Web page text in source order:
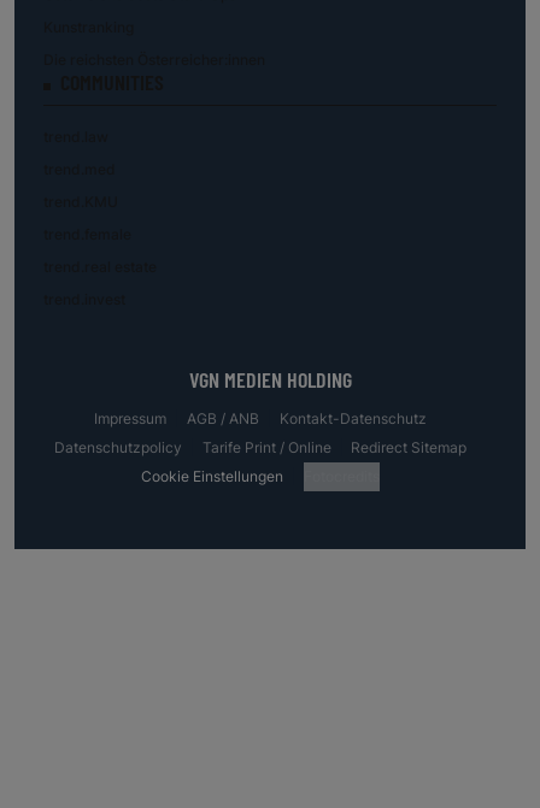
VGN MEDIEN HOLDING
Impressum AGB / ANB
Kontakt-Datenschutz
Datenschutzpolicy
Tarife Print / Online
Redirect Sitemap
Cookie Einstellungen